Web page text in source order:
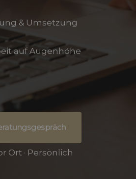
& Umsetzung
auf Augenhöhe
Ort · Persönlich